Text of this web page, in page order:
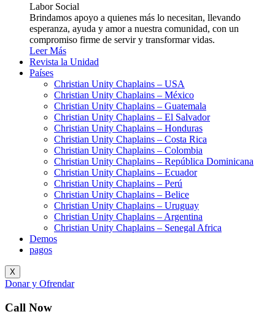
Labor Social
Brindamos apoyo a quienes más lo necesitan, llevando
esperanza, ayuda y amor a nuestra comunidad, con un
compromiso firme de servir y transformar vidas.
Leer Más
Revista la Unidad
Países
Christian Unity Chaplains – USA
Christian Unity Chaplains – México
Christian Unity Chaplains – Guatemala
Christian Unity Chaplains – El Salvador
Christian Unity Chaplains – Honduras
Christian Unity Chaplains – Costa Rica
Christian Unity Chaplains – Colombia
Christian Unity Chaplains – República Dominicana
Christian Unity Chaplains – Ecuador
Christian Unity Chaplains – Perú
Christian Unity Chaplains – Belice
Christian Unity Chaplains – Uruguay
Christian Unity Chaplains – Argentina
Christian Unity Chaplains – Senegal Africa
Demos
pagos
X
Donar y Ofrendar
Call Now